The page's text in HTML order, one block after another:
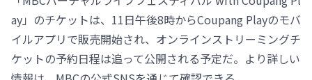
ay」のチケットは、11日午後8時からCoupang Playのモバ
イルアプリで販売開始され、オンラインストリーミングチ
ケットの予約日程は追って公開される予定だ。より詳しい